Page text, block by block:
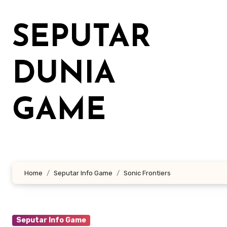
kontenSEPUTAR
DUNIA
GAME
Home Seputar Info Game Sonic Frontiers
Seputar Info Game